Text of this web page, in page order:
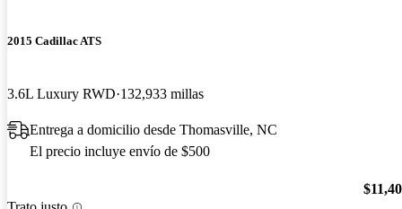
2015 Cadillac ATS
3.6L Luxury RWD 132,933 millas
Entrega a domicilio desde Thomasville, NC
El precio incluye envío de $500